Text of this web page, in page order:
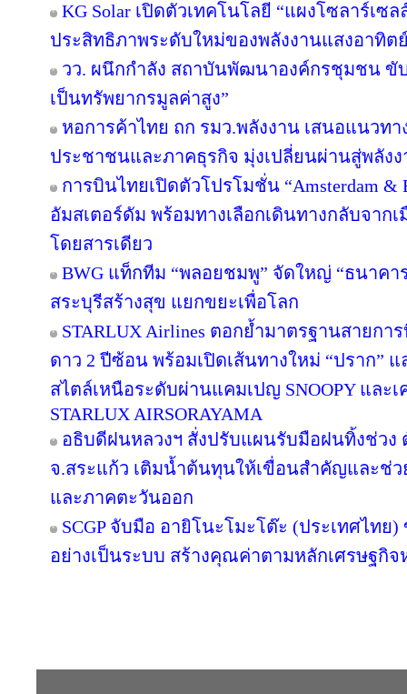
KG Solar เปิดตัวเทคโนโลยี “แผงโซลาร์เซ
ประสิทธิภาพระดับใหม่ของพลังงานแสงอาทิต
วว. ผนึกกำลัง สถาบันพัฒนาองค์กรชุมชน ขั
เป็นทรัพยากรมูลค่าสูง”
หอการค้าไทย ถก รมว.พลังงาน เสนอแนวท
ประชาชนและภาคธุรกิจ มุ่งเปลี่ยนผ่านสู่พลัง
การบินไทยเปิดตัวโปรโมชั่น “Amsterdam &
อัมสเตอร์ดัม พร้อมทางเลือกเดินทางกลับจาก
โดยสารเดียว
BWG แท็กทีม “พลอยชมพู” จัดใหญ่ “ธนาคา
สระบุรีสร้างสุข แยกขยะเพื่อโลก
STARLUX Airlines ตอกย้ำมาตรฐานสายกา
ดาว 2 ปีซ้อน พร้อมเปิดเส้นทางใหม่ “ปราก”
สไตล์เหนือระดับผ่านแคมเปญ SNOOPY และ
STARLUX AIRSORAYAMA
อธิบดีฝนหลวงฯ สั่งปรับแผนรับมือฝนทิ้งช่วง
จ.สระแก้ว เติมน้ำต้นทุนให้เขื่อนสำคัญและช่ว
และภาคตะวันออก
SCGP จับมือ อายิโนะโมะโต๊ะ (ประเทศไทย
อย่างเป็นระบบ สร้างคุณค่าตามหลักเศรษฐกิจ